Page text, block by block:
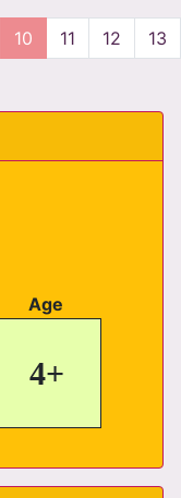
10 11 12 13
Age
4+